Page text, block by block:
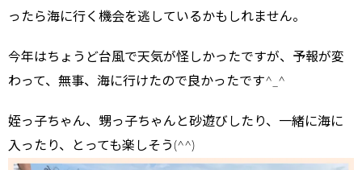
ったら海に行く機会を逃しているかもしれません。
今年はちょうど台風で天気が怪しかったですが、予報が変
わって、無事、海に行けたので良かったです^_^
姪っ子ちゃん、甥っ子ちゃんと砂遊びしたり、一緒に海に
入ったり、とっても楽しそう(^^)